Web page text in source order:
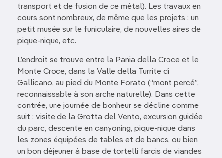
transport et de fusion de ce métal). Les travaux en
cours sont nombreux, de même que les projets : un
petit musée sur le funiculaire, de nouvelles aires de
pique-nique, etc.
L’endroit se trouve entre la Pania della Croce et le
Monte Croce, dans la Valle della Turrite di
Gallicano, au pied du Monte Forato (“mont percé”,
reconnaissable à son arche naturelle). Dans cette
contrée, une journée de bonheur se décline comme
suit : visite de la Grotta del Vento, excursion guidée
du parc, descente en canyoning, pique-nique dans
les zones équipées de tables et de bancs, ou bien
un bon déjeuner à base de tortelli farcis de viandes